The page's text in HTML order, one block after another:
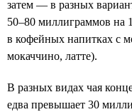
затем — в разных
50–80 миллиграммов на
в кофейных напитках с
мокаччино, латте).
В разных видах чая
едва превышает 30